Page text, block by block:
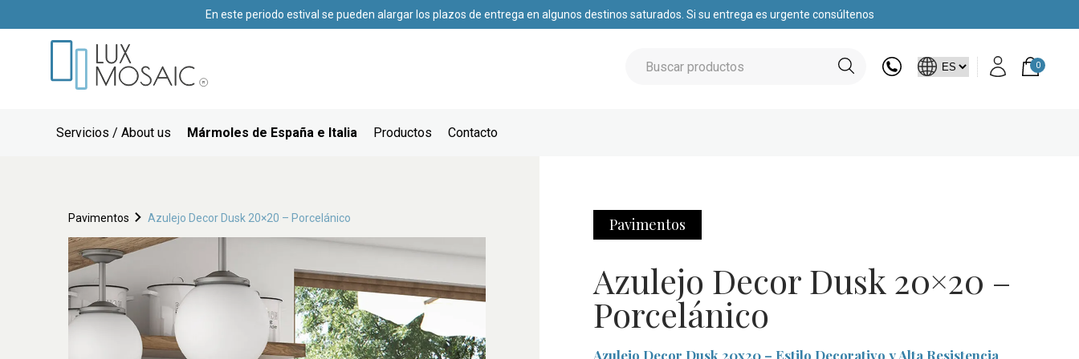
En este periodo estival se pueden alargar los plazos de entrega en algunos destinos saturados. Si su entrega es urgente consúltenos
0
Servicios / About us Mármoles de España e Italia Productos Contacto
Pavimentos Azulejo Decor Dusk 20×20 – Porcelánico Pavimentos
Azulejo Decor Dusk 20×20 –
Porcelánico
Azulejo Decor Dusk 20x20 – Estilo Decorativo y Alta Resistencia